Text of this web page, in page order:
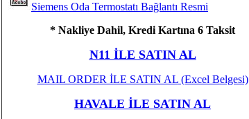
Siemens Oda Termostatı Bağlantı Resmi
* Nakliye Dahil, Kredi Kartına 6 Taksit
N11 İLE SATIN AL
MAIL ORDER İLE SATIN AL(Excel Belgesi)
HAVALE İLE SATIN AL